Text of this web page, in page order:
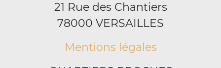
21 Rue des Chantiers
78000 VERSAILLES
Mentions légales